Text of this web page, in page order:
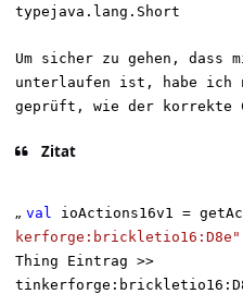
typejava.lang.Short
Um sicher zu gehen, dass
unterlaufen ist , habe ich
geprüft, wie der korrekte
Zitat
„ val ioActions16v1 =
kerforge:brickletio16:D8e"
Thing Eintrag >>